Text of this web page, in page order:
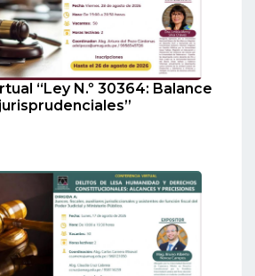
“Ley N.º 30364: Balance